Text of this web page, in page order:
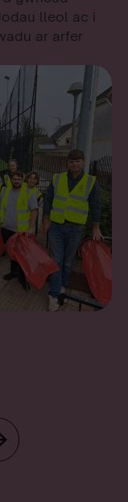
lleol ac i
ar arfer